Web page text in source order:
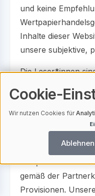
und keine
Inhalte dieser
unsere subjektive,
Die Leser*innen
Meinung zu bilden
unabhängig
konkrete
Wir berichten über
entsprechenden
gemäß der
Provisionen.
Cookie-
Wir nutzen Cookies für
Ablehnen